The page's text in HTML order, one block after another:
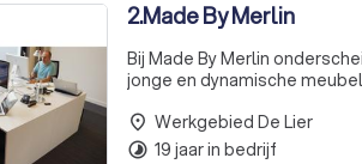
2.Made By Merlin
Bij Made By Merlin
jonge en dynamische
gema
place Werkgebied De Lier
timelapse 19 jaar in bedrijf